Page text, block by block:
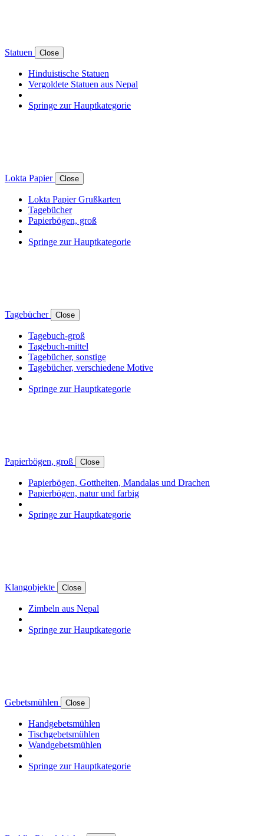
Statuen Close
Hinduistische Statuen
Vergoldete Statuen aus Nepal
Springe zur Hauptkategorie
Lokta Papier Close
Lokta Papier Grußkarten
Tagebücher
Papierbögen, groß
Springe zur Hauptkategorie
Tagebücher Close
Tagebuch-groß
Tagebuch-mittel
Tagebücher, sonstige
Tagebücher, verschiedene Motive
Springe zur Hauptkategorie
Papierbögen, groß Close
Papierbögen, Gottheiten, Mandalas und Drachen
Papierbögen, natur und farbig
Springe zur Hauptkategorie
Klangobjekte Close
Zimbeln aus Nepal
Springe zur Hauptkategorie
Gebetsmühlen Close
Handgebetsmühlen
Tischgebetsmühlen
Wandgebetsmühlen
Springe zur Hauptkategorie